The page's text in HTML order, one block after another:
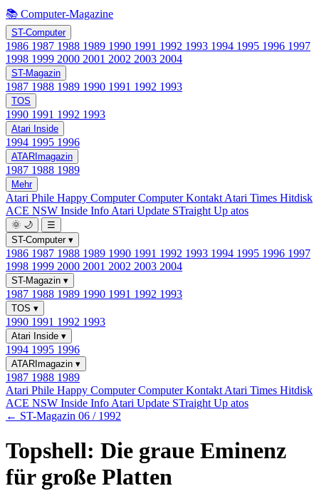
📚 Computer-Magazine
ST-Computer
1986 1987 1988 1989 1990 1991 1992 1993 1994 1995 1996 1997
1998 1999 2000 2001 2002 2003 2004
ST-Magazin
1987 1988 1989 1990 1991 1992 1993
TOS
1990 1991 1992 1993
Atari Inside
1994 1995 1996
ATARImagazin
1987 1988 1989
Mehr
Atari Phile Happy ComputerComputer Kontakt Atari Times Hitdisk
ACE NSW Inside Info Atari Update STraight Up atos
🌞 🌙
☰
ST-Computer ▾
1986 1987 1988 1989 1990 1991 1992 1993 1994 1995 1996 1997
1998 1999 2000 2001 2002 2003 2004
ST-Magazin ▾
1987 1988 1989 1990 1991 1992 1993
TOS ▾
1990 1991 1992 1993
Atari Inside ▾
1994 1995 1996
ATARImagazin ▾
1987 1988 1989
Atari Phile Happy ComputerComputer Kontakt Atari Times Hitdisk
ACE NSW Inside Info Atari Update STraight Up atos
← ST-Magazin 06 / 1992
Topshell: Die graue Eminenz
für große Platten